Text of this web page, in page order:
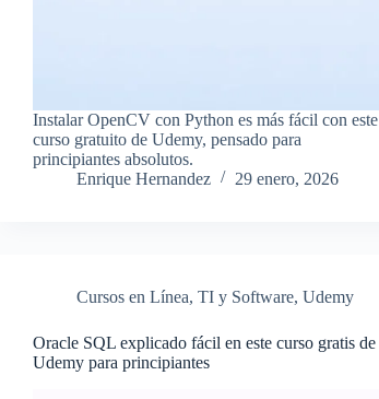
Instalar OpenCV con Python es más fácil con este
curso gratuito de Udemy, pensado para
principiantes absolutos.
Enrique Hernandez
29 enero, 2026
Cursos en Línea, TI y Software, Udemy
Oracle SQL explicado fácil en este curso gratis de
Udemy para principiantes